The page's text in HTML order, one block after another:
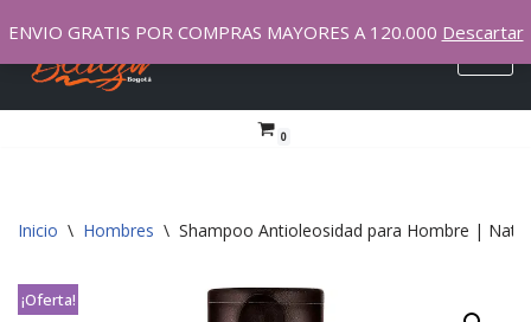
Saltar
0
Inicio \ Hombres \ Shampoo Antioleosidad para Hombre |
¡Oferta!
ENVIO GRATIS POR COMPRAS MAYORES A 120.000 Descartar